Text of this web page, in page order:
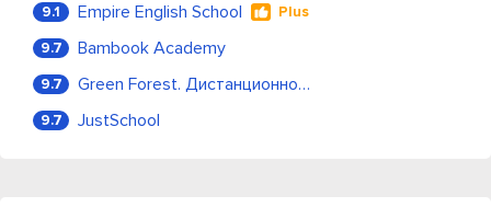
9.1 Empire English School Plus
9.7 Bambook Academy
9.7 Green Forest. Дистанционное обучение
9.7 JustSchool